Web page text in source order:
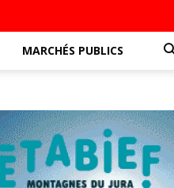
MARCHÉS PUBLICS